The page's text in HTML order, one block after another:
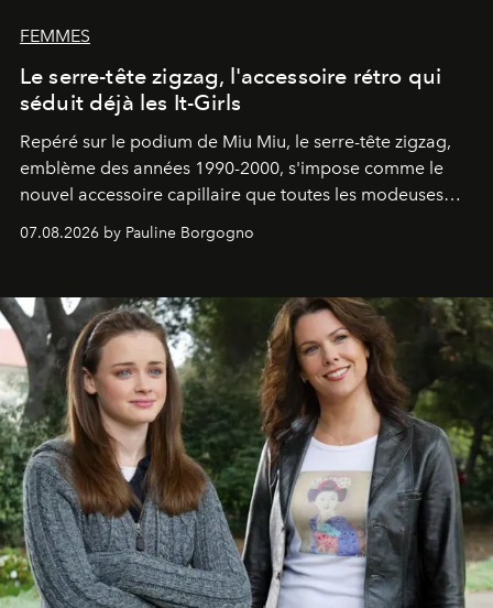
FEMMES
Le serre-tête zigzag, l'accessoire rétro qui
séduit déjà les It-Girls
Repéré sur le podium de Miu Miu, le serre-tête zigzag,
emblème des années 1990-2000, s'impose comme le
nouvel accessoire capillaire que toutes les modeuses
s'arrachent déjà.
07.08.2026 by Pauline Borgogno